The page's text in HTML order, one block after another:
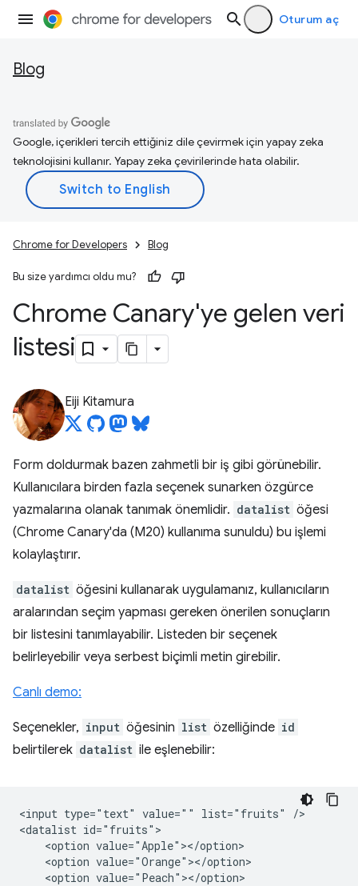
Oturum aç
Blog
Google, içerikleri tercih ettiğiniz dile çevirmek için yapay zeka
teknolojisini kullanır. Yapay zeka çevirilerinde hata olabilir.
Chrome for Developers Blog
Bu size yardımcı oldu mu?
Chrome Canary'ye gelen veri
listesi
Eiji Kitamura
Form doldurmak bazen zahmetli bir iş gibi görünebilir.
Kullanıcılara birden fazla seçenek sunarken özgürce
yazmalarına olanak tanımak önemlidir. datalist öğesi
(Chrome Canary'da (M20) kullanıma sunuldu) bu işlemi
kolaylaştırır.
datalist öğesini kullanarak uygulamanız, kullanıcıların
aralarından seçim yapması gereken önerilen sonuçların
bir listesini tanımlayabilir. Listeden bir seçenek
belirleyebilir veya serbest biçimli metin girebilir.
Canlı demo:
Seçenekler, input öğesinin list özelliğinde id
belirtilerek datalist ile eşlenebilir:
<input type="text" value="" list="fruits" />
<datalist id="fruits">
    <option value="Apple"></option>
    <option value="Orange"></option>
    <option value="Peach"></option>